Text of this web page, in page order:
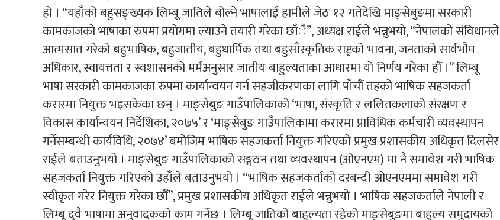
हो । “यहाँको बहुसङ्ख्यक लिम्बू जातिले बोल्ने भाषालाई हामीले जेठ १२ गतेदेखि माङ्सेबुङमा सरकारी
कामकाजको भाषाका रुपमा प्रयोगमा ल्याउने तयारी गरेका छाँै”, अध्यक्ष राईले भन्नुभयो, “नेपालको संविधानले
आत्मसात गरेको बहुभाषिक, बहुजातीय, बहुधार्मिक तथा बहुसाँस्कृतिक राष्ट्रको भावना, जनताको सार्वभौम
अधिकार, स्वायत्तता र स्वशासनको मर्मअनुसार जातीय बाहुल्यताका आधारमा यो निर्णय गरेका हौँ ।” लिम्बू
भाषा सरकारी कामकाजका रुपमा कार्यान्वयन गर्न सहजीकरणका लागि पाँचौँ तहको भाषिक सहजकर्ता
करारमा नियुक्त भइसकेका छन् । माङ्सेबुङ गाउँपालिकाको ‘भाषा, संस्कृति र ललितकलाको संरक्षण र
विकास कार्यान्वयन निर्देशिका, २०७५’ र ‘माङ्सेबुङ गाउँपालिकामा करारमा प्राविधिक कर्मचारी व्यवस्थापन
गर्नेसम्बन्धी कार्यविधि, २०७४’ बमोजिम भाषिक सहजकर्ता नियुक्त गरिएको प्रमुख प्रशासकीय अधिकृत दिलसेर
राईले बताउनुभयो । माङ्सेबुङ गाउँपालिकाको सङ्गठन तथा व्यवस्थापन (ओएनएम) मा नै समावेश गरी भाषिक
सहजकर्ता नियुक्त गरिएको उहाँले बताउनुभयो । “भाषिक सहजकर्ताको दरबन्दी ओएनएममा समावेश गरी
स्वीकृत गरेर नियुक्त गरेका छौँ”, प्रमुख प्रशासकीय अधिकृत राईले भन्नुभयो । भाषिक सहजकर्ताले नेपाली र
लिम्बू दुवै भाषामा अनुवादकको काम गर्नेछ । लिम्बू जातिको बाहुल्यता रहेको माङ्सेबुङमा बाहुल्य समुदायको